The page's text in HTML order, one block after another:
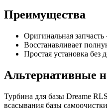
Преимущества
Оригинальная
Восстанавливает
Простая установка без
Альтернативные
Турбина для базы Dreame
всасывания базы